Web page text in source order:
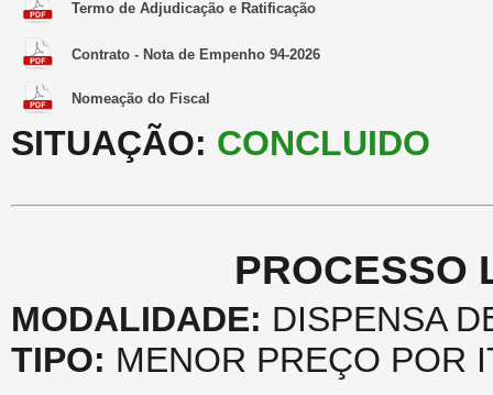
Termo de Adjudicação e Ratificação
Contrato - Nota de Empenho 94-2026
Nomeação do Fiscal
SITUAÇÃO: CONCLUIDO
PROCESSO
MODALIDADE: DISPENSA
TIPO: MENOR PREÇO POR